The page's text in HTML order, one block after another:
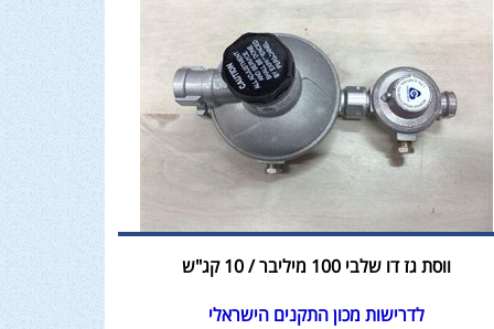
ווסת גז דו שלבי 100 מיליבר / 10 קג"ש
לדרישות מכון התקנים הישראלי